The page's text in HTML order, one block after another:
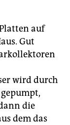
auf
Gut
wird durch
die
dem das